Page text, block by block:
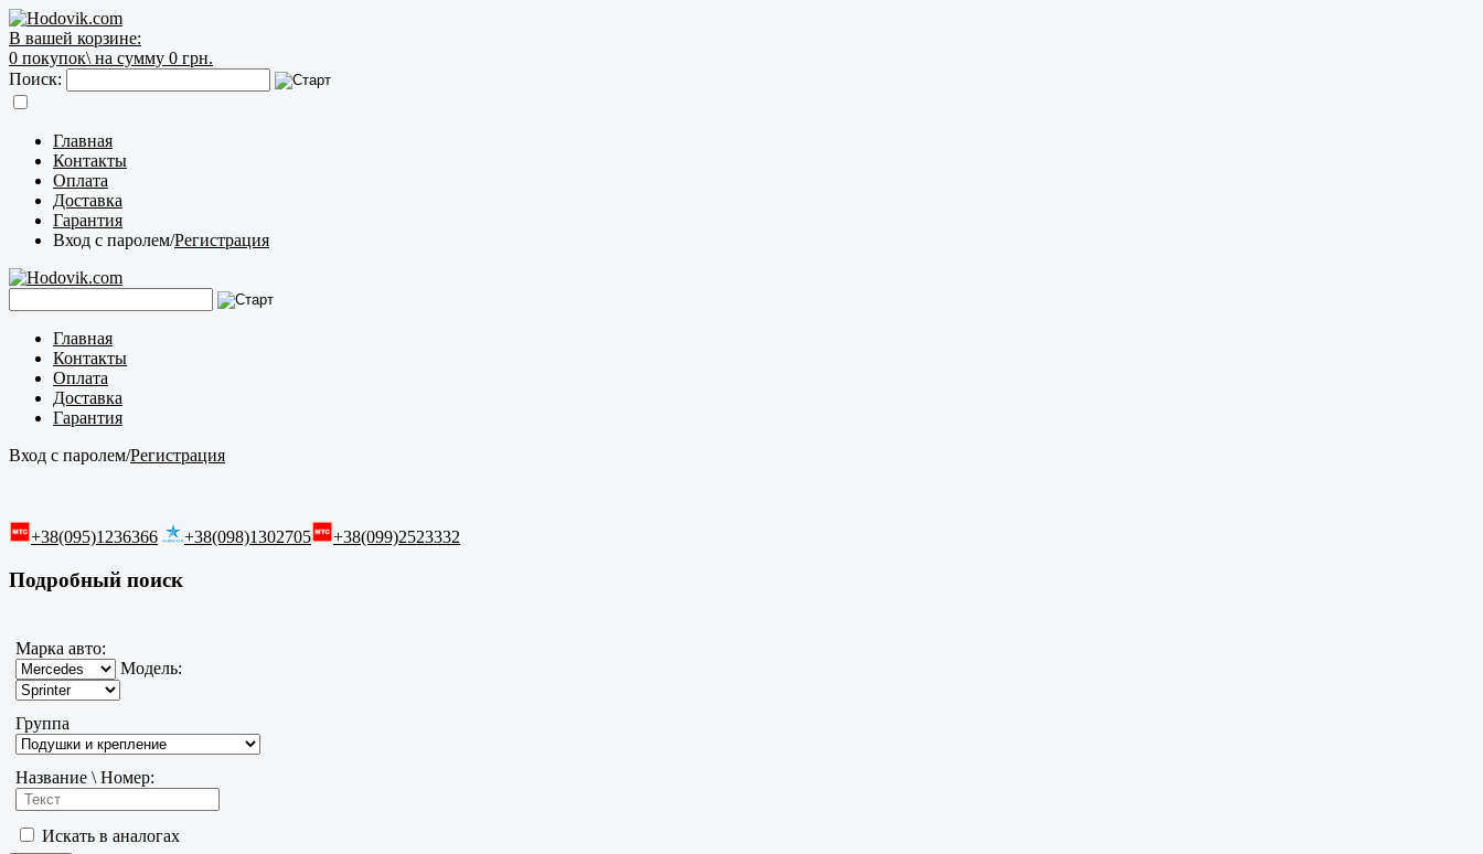
В вашей корзине:
0 покупок\ на сумму 0 грн.
Поиск:
Главная
Контакты
Оплата
Доставка
Гарантия
Вход с паролем/Регистрация
Главная
Контакты
Оплата
Доставка
Гарантия
Вход с паролем/Регистрация
+38(095)1236366 +38(098)1302705 +38(099)2523332
Подробный поиск
Марка авто:
Модель:
Группа
Название \ Номер:
Искать в аналогах